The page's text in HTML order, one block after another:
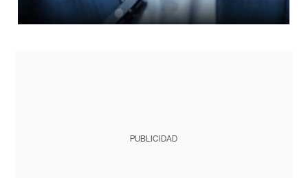
PUBLICIDAD